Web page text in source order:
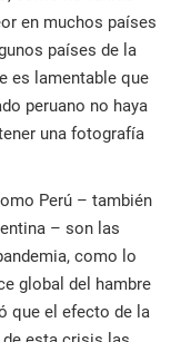
en muchos países
países de la
es lamentable que
peruano no haya
una fotografía
Perú – también
– son las
como lo
global del hambre
que el efecto de la